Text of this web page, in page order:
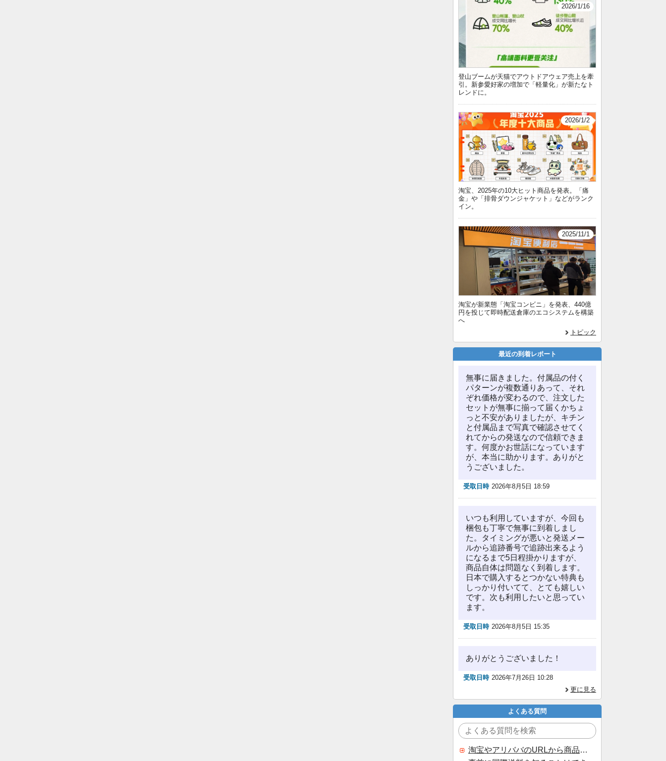
2026/1/16
登山ブームが天猫でアウトドアウェア売上を牽
引。新参愛好家の増加で「軽量化」が新たなト
レンドに。
2026/1/2
淘宝、2025年の10大ヒット商品を発表。「痛
金」や「排骨ダウンジャケット」などがランク
イン。
2025/11/1
淘宝が新業態「淘宝コンビニ」を発表、440億
円を投じて即時配送倉庫のエコシステムを構築
へ
トピック
最近の到着レポート
無事に届きました。付属品の付く
パターンが複数通りあって、それ
ぞれ価格が変わるので、注文した
セットが無事に揃って届くかちょ
っと不安がありましたが、キチン
と付属品まで写真で確認させてく
れてからの発送なので信頼できま
す。何度かお世話になっています
が、本当に助かります。ありがと
うございました。
受取日時 2026年8月5日 18:59
いつも利用していますが、今回も
梱包も丁寧で無事に到着しまし
た。タイミングが悪いと発送メー
ルから追跡番号で追跡出来るよう
になるまで5日程掛かりますが、
商品自体は問題なく到着します。
日本で購入するとつかない特典も
しっかり付いてて、とても嬉しい
です。次も利用したいと思ってい
ます。
受取日時 2026年8月5日 15:35
ありがとうございました！
受取日時 2026年7月26日 10:28
更に見る
よくある質問
淘宝やアリババのURLから商品を探すことはできますか？